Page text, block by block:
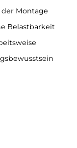
Montage
Belastbarkeit